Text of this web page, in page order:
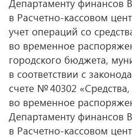
Департаменту финансов
в Расчетно-кассовом
учет операций со
во временное
городского бюджета,
в соответствии с
счете № 40302
во временное
Департаменту финансов
в Расчетно-кассовом